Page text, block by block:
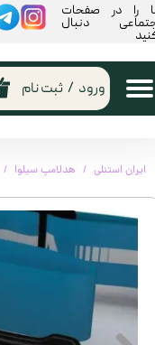
ورود / ثبت نام
را در صفحات
دنبال
ایران استنلی هدلامپ سیلوا